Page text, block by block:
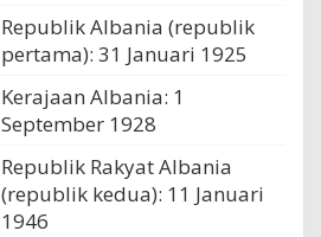
Republik Albania (republik
pertama): 31 Januari 1925
Kerajaan Albania: 1
September 1928
Republik Rakyat Albania
(republik kedua): 11 Januari
1946